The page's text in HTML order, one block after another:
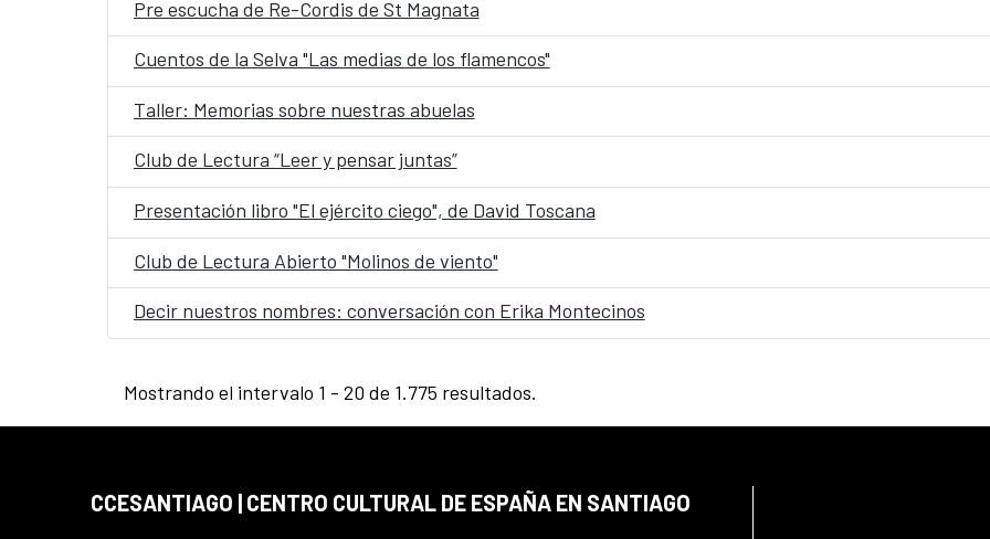
Pre escucha de Re-Cordis de St Magnata
Cuentos de la Selva "Las medias de los flamencos"
Taller: Memorias sobre nuestras abuelas
Club de Lectura “Leer y pensar juntas”
Presentación libro "El ejército ciego", de David Toscana
Club de Lectura Abierto "Molinos de viento"
Decir nuestros nombres: conversación con Erika Montecinos
Mostrando el intervalo 1 - 20 de 1.775 resultados.
CCESANTIAGO | CENTRO CULTURAL DE ESPAÑA EN SANTIAGO